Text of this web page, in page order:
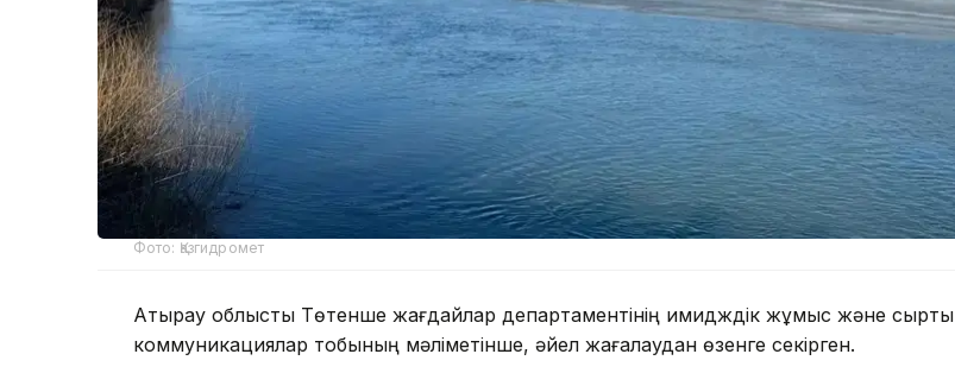
Фото: Қазгидромет
Атырау облыстық Төтенше жағдайлар департаментінің имидждік жұмыс және сыртқы
коммуникациялар тобының мәліметінше, әйел жағалаудан өзенге секірген.